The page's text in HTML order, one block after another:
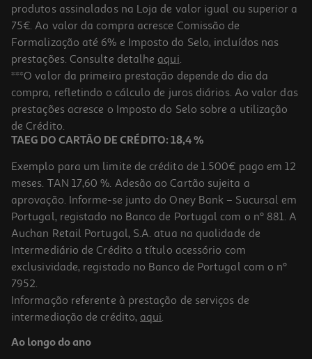
produtos assinalados na Loja de valor igual ou superior a
75€. Ao valor da compra acresce Comissão de
Formalização até 6% e Imposto do Selo, incluídos nas
prestações. Consulte detalhe aqui.
***O valor da primeira prestação depende do dia da
compra, refletindo o cálculo de juros diários. Ao valor das
prestações acresce o Imposto do Selo sobre a utilização
de Crédito.
TAEG DO CARTÃO DE CRÉDITO: 18,4 %
Exemplo para um limite de crédito de 1.500€ pago em 12
meses. TAN 17,60 %. Adesão ao Cartão sujeita a
aprovação. Informe-se junto do Oney Bank – Sucursal em
Portugal, registado no Banco de Portugal com o nº 881. A
Auchan Retail Portugal, S.A. atua na qualidade de
Intermediário de Crédito a título acessório com
exclusividade, registado no Banco de Portugal com o nº
7952.
Informação referente à prestação de serviços de
intermediação de crédito, aqui.
Ao longo do ano